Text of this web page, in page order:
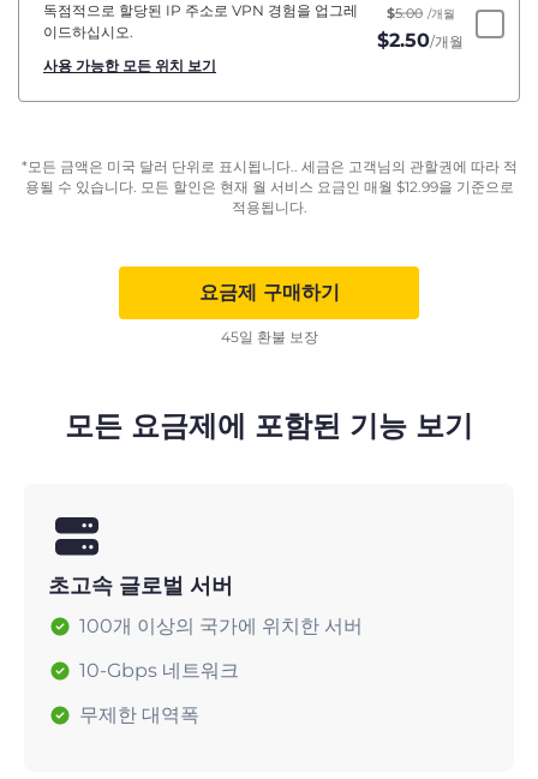
독점적으로 할당된 IP 주소로 VPN 경험을 업그레
이드하십시오.
사용 가능한 모든 위치 보기
$5.00 /개월
$2.50/개월
*모든 금액은 미국 달러 단위로 표시됩니다.. 세금은 고객님의 관할권에 따라 적
용될 수 있습니다. 모든 할인은 현재 월 서비스 요금인 매월 $12.99을 기준으로
적용됩니다.
요금제 구매하기
45일 환불 보장
모든 요금제에 포함된 기능 보기
초고속 글로벌 서버
100개 이상의 국가에 위치한 서버
10-Gbps 네트워크
무제한 대역폭